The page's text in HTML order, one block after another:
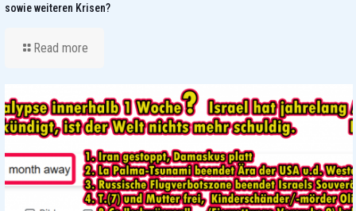
sowie weiteren Krisen?
Read more